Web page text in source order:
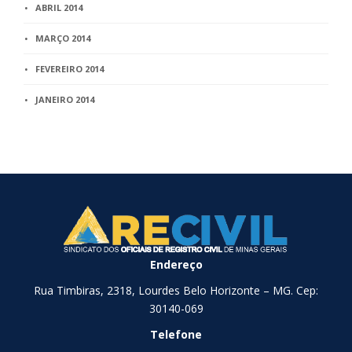
ABRIL 2014
MARÇO 2014
FEVEREIRO 2014
JANEIRO 2014
Endereço
Rua Timbiras, 2318, Lourdes Belo Horizonte – MG. Cep:
30140-069
Telefone